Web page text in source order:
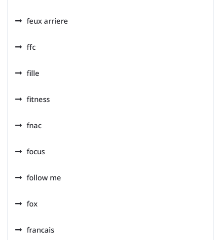
feux arriere
ffc
fille
fitness
fnac
focus
follow me
fox
francais